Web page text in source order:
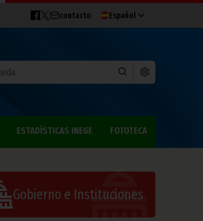
contacto Español
ESTADÍSTICAS INEGE FOTOTECA
Gobierno e Instituciones